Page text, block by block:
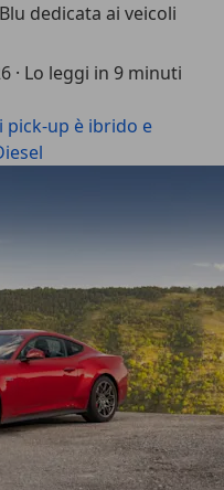
dedicata ai veicoli
· Lo leggi in 9 minuti
pick-up è ibrido e